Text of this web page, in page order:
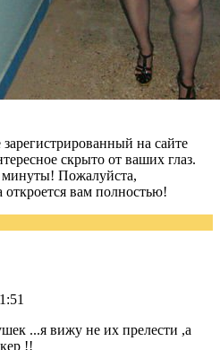
на сайте
скрыто от ваших глаз.
минуты! Пожалуйста,
откроется вам полностью!
...я вижу не их прелести ,а
!!